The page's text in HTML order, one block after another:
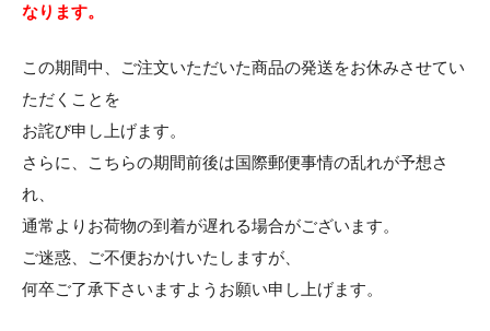
なります。
この期間中、ご注文いただいた商品の発送をお休みさせてい
ただくことを
お詫び申し上げます。
さらに、こちらの期間前後は国際郵便事情の乱れが予想さ
れ、
通常よりお荷物の到着が遅れる場合がございます。
ご迷惑、ご不便おかけいたしますが、
何卒ご了承下さいますようお願い申し上げます。